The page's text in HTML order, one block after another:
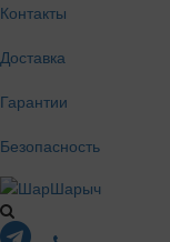
Контакты
Доставка
Гарантии
Безопасность